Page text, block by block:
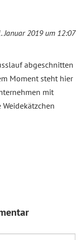
Januar 2019 um 12:07
abgeschnitten
Moment steht hier
mit